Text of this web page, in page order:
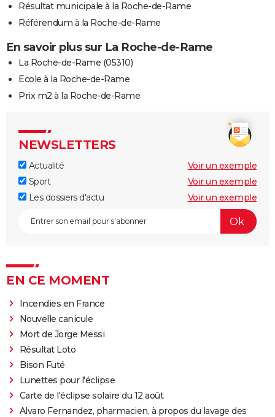
Résultat municipale à la Roche-de-Rame
Référendum à la Roche-de-Rame
En savoir plus sur La Roche-de-Rame
La Roche-de-Rame (05310)
Ecole à la Roche-de-Rame
Prix m2 à la Roche-de-Rame
NEWSLETTERS
Actualité
Voir un exemple
Sport
Voir un exemple
Les dossiers d'actu
Voir un exemple
EN CE MOMENT
Incendies en France
Nouvelle canicule
Mort de Jorge Messi
Résultat Loto
Bison Futé
Lunettes pour l'éclipse
Carte de l'éclipse solaire du 12 août
Alvaro Fernandez, pharmacien, à propos du lavage des